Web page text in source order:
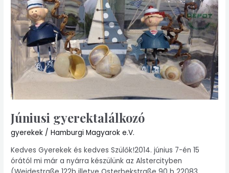
Júniusi gyerektalálkozó
gyerekek /Hamburgi Magyarok e.V.
Kedves Gyerekek és kedves Szülők!2014. június 7-én 15
órától mi már a nyárra készülünk az Alstercityben